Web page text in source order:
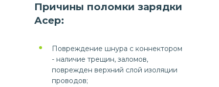
Причины поломки зарядки
Асер:
Повреждение шнура с коннектором
- наличие трещин, заломов,
поврежден верхний слой изоляции
проводов;